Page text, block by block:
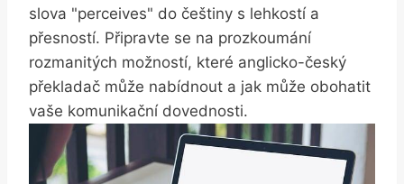
slova "perceives" do češtiny s lehkostí a
přesností. Připravte se na prozkoumání
rozmanitých možností, které anglicko-český
překladač může nabídnout a jak může obohatit
vaše komunikační dovednosti.